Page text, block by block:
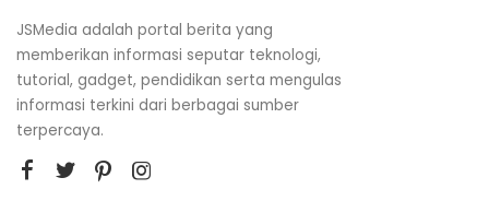
JSMedia adalah portal berita yang
memberikan informasi seputar teknologi,
tutorial, gadget, pendidikan serta mengulas
informasi terkini dari berbagai sumber
terpercaya.